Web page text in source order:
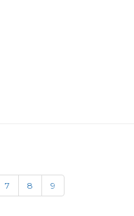
7 8 9